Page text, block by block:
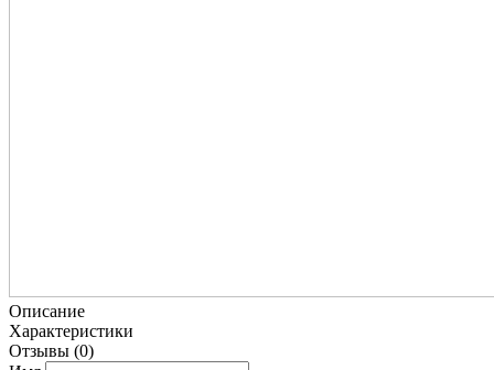
Описание
Характеристики
Отзывы (0)